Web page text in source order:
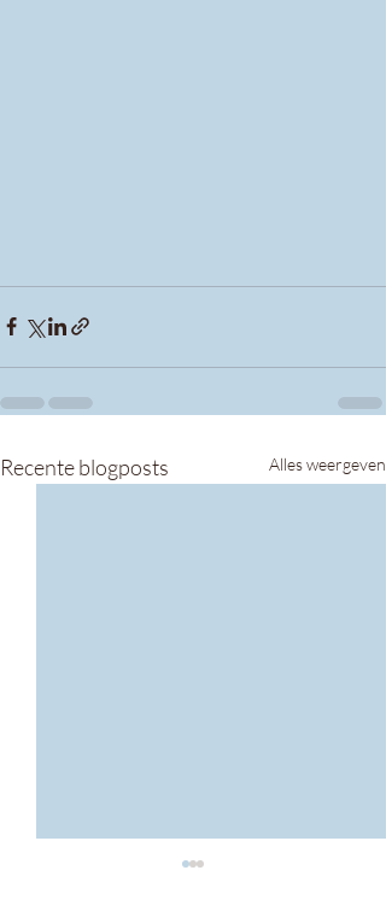
Recente blogposts Alles weergeven